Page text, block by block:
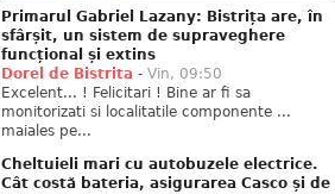
Primarul Gabriel Lazany: Bistrița are, în
sfârșit, un sistem de supraveghere
funcțional și extins
Dorel de Bistrita - Vin, 09:50
Excelent... ! Felicitari ! Bine ar fi sa
monitorizati si localitatile componente ...
maiales pe...
Cheltuieli mari cu autobuzele electrice.
Cât costă bateria, asigurarea Casco și de